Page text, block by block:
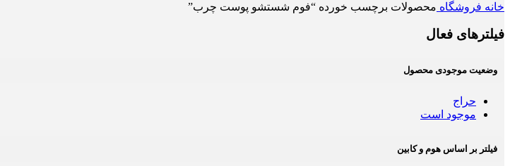
خانه فروشگاه محصولات برچسب خورده “فوم شستشو پوست چرب”
فیلترهای فعال
وضعیت موجودی محصول
حراج
موجود است
فیلتر بر اساس هوم و کابین